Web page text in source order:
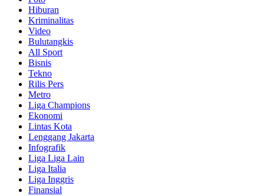
Hiburan
Kriminalitas
Video
Bulutangkis
All Sport
Bisnis
Tekno
Rilis Pers
Metro
Liga Champions
Ekonomi
Lintas Kota
Lenggang Jakarta
Infografik
Liga Liga Lain
Liga Italia
Liga Inggris
Finansial